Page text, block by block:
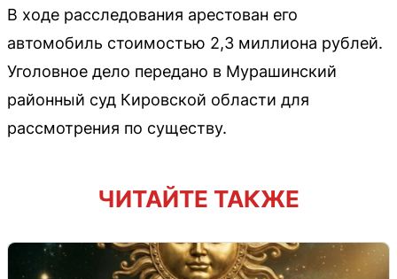
В ходе расследования арестован его
автомобиль стоимостью 2,3 миллиона рублей.
Уголовное дело передано в Мурашинский
районный суд Кировской области для
рассмотрения по существу.
ЧИТАЙТЕ ТАКЖЕ